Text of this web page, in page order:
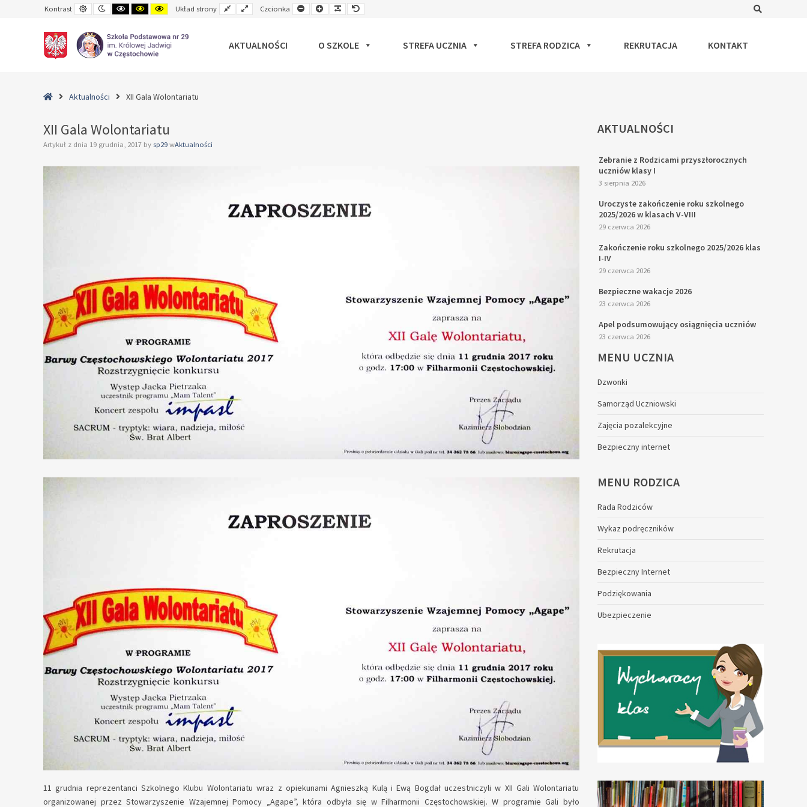
Kontrast
Default
contrast
Night
contrast
Black
and
Black
and
Yellow
and
Układ strony
Fixed
layout
Wide
layout
Czcionka
Smaller
Font
Larger
Font
Readable
Font
Default
Font
AKTUALNOŚCI O SZKOLE STREFA UCZNIA STREFA RODZICA REKRUTACJA KONTAKT
HomeAktualności XII Gala Wolontariatu
XII Gala Wolontariatu
Artykuł z dnia 19 grudnia, 2017 by sp29 wAktualności
11 grudnia reprezentanci Szkolnego Klubu Wolontariatu wraz z opiekunami Agnieszką Kulą i Ewą Bogdał uczestniczyli w XII Gali Wolontariatu
organizowanej przez Stowarzyszenie Wzajemnej Pomocy „Agape”, która odbyła się w Filharmonii Częstochowskiej. W programie Gali było
AKTUALNOŚCI
Zebranie z Rodzicami przyszłorocznych
uczniów klasy I
3 sierpnia 2026
Uroczyste zakończenie roku szkolnego
2025/2026 w klasach V-VIII
29 czerwca 2026
Zakończenie roku szkolnego 2025/2026 klas
I-IV
29 czerwca 2026
Bezpieczne wakacje 2026
23 czerwca 2026
Apel podsumowujący osiągnięcia uczniów
23 czerwca 2026
MENU UCZNIA
Dzwonki
Samorząd Uczniowski
Zajęcia pozalekcyjne
Bezpieczny internet
MENU RODZICA
Rada Rodziców
Wykaz podręczników
Rekrutacja
Bezpieczny Internet
Podziękowania
Ubezpieczenie